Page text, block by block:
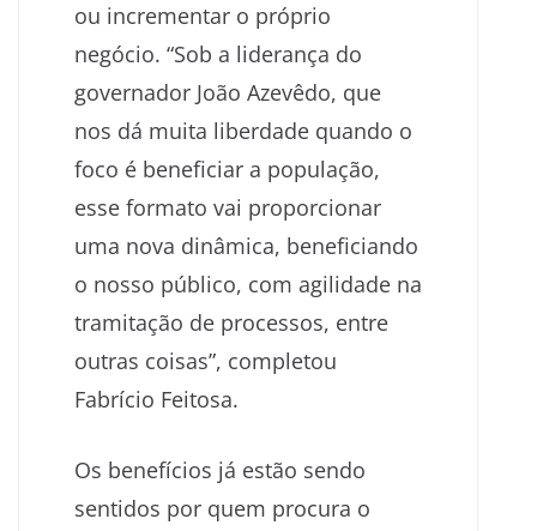
ou incrementar o próprio
negócio. “Sob a liderança do
governador João Azevêdo, que
nos dá muita liberdade quando o
foco é beneficiar a população,
esse formato vai proporcionar
uma nova dinâmica, beneficiando
o nosso público, com agilidade na
tramitação de processos, entre
outras coisas”, completou
Fabrício Feitosa.
Os benefícios já estão sendo
sentidos por quem procura o